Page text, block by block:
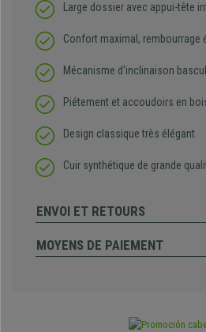
Large dossier avec appui-tête
Confort maximal, rembourrage
Mécanisme d'inclinaison
Piétement et accoudoirs en
Design classique très élégant
Cuir synthétique de grande
ENVOI ET RETOURS
MOYENS DE PAIEMENT